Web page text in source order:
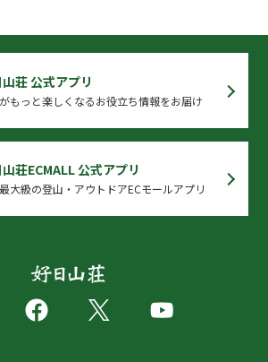
荘 公式アプリ
もっと楽しくなるお役立ち情報をお届け
荘ECMALL 公式アプリ
大級の登山・アウトドアECモールアプリ